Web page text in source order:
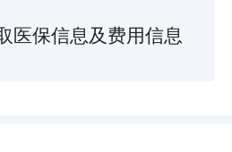
医保信息及费用信息